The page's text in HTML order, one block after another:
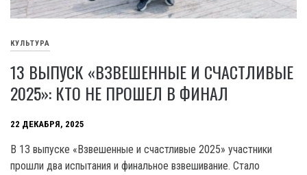
КУЛЬТУРА
13 ВЫПУСК «ВЗВЕШЕННЫЕ И СЧАСТЛИВЫЕ
2025»: КТО НЕ ПРОШЕЛ В ФИНАЛ
22 ДЕКАБРЯ, 2025
В 13 выпуске «Взвешенные и счастливые 2025» участники
прошли два испытания и финальное взвешивание. Стало